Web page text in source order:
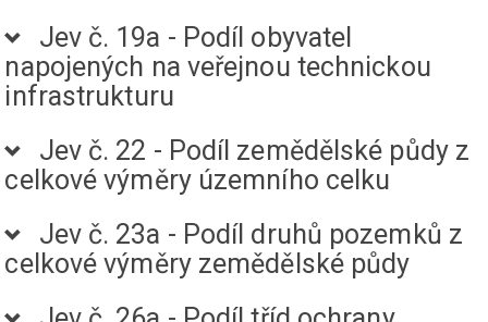
Jev č. 19a - Podíl obyvatel
napojených na veřejnou technickou
infrastrukturu
Jev č. 22 - Podíl zemědělské půdy z
celkové výměry územního celku
Jev č. 23a - Podíl druhů pozemků z
celkové výměry zemědělské půdy